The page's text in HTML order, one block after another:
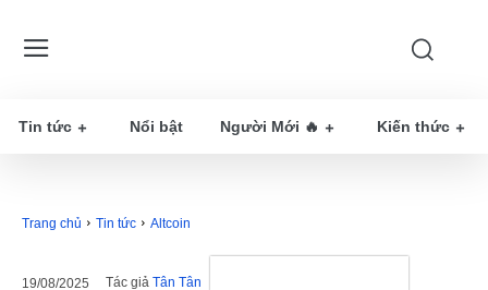
Tin tức Nổi bật Người Mới 🔥 Kiến thức
Trang chủ Tin tức Altcoin
19/08/2025 Tác giả Tân Tân